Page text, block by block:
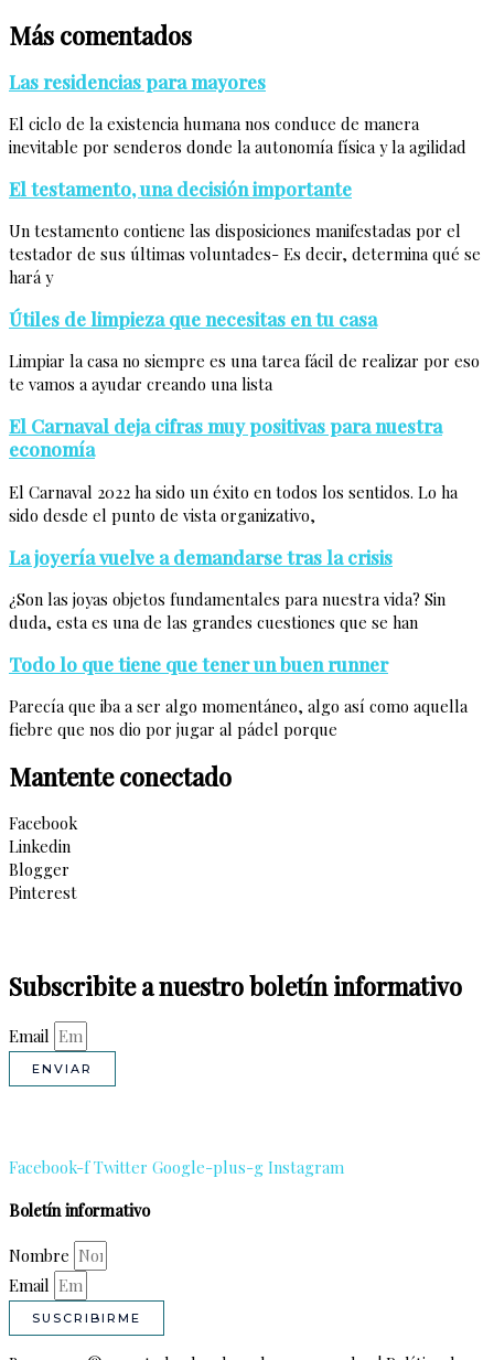
Más comentados
Las residencias para mayores
El ciclo de la existencia humana nos conduce de manera
inevitable por senderos donde la autonomía física y la agilidad
El testamento, una decisión importante
Un testamento contiene las disposiciones manifestadas por el
testador de sus últimas voluntades- Es decir, determina qué se
hará y
Útiles de limpieza que necesitas en tu casa
Limpiar la casa no siempre es una tarea fácil de realizar por eso
te vamos a ayudar creando una lista
El Carnaval deja cifras muy positivas para nuestra
economía
El Carnaval 2022 ha sido un éxito en todos los sentidos. Lo ha
sido desde el punto de vista organizativo,
La joyería vuelve a demandarse tras la crisis
¿Son las joyas objetos fundamentales para nuestra vida? Sin
duda, esta es una de las grandes cuestiones que se han
Todo lo que tiene que tener un buen runner
Parecía que iba a ser algo momentáneo, algo así como aquella
fiebre que nos dio por jugar al pádel porque
Mantente conectado
Facebook
Linkedin
Blogger
Pinterest
Subscribite a nuestro boletín informativo
Email
ENVIAR
Facebook-f Twitter Google-plus-g Instagram
Boletín informativo
Nombre
Email
SUSCRIBIRME